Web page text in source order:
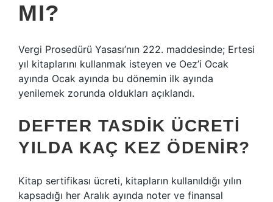
MI?
Vergi Prosedürü Yasası’nın 222. maddesinde; Ertesi
yıl kitaplarını kullanmak isteyen ve Oez’i Ocak
ayında Ocak ayında bu dönemin ilk ayında
yenilemek zorunda oldukları açıklandı.
DEFTER TASDIK ÜCRETI
YILDA KAÇ KEZ ÖDENIR?
Kitap sertifikası ücreti, kitapların kullanıldığı yılın
kapsadığı her Aralık ayında noter ve finansal